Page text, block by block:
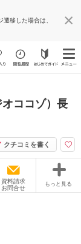
移した場合は、
ココゾ）長
クチコミを書く
資料請求
お問合せ
もっと見る